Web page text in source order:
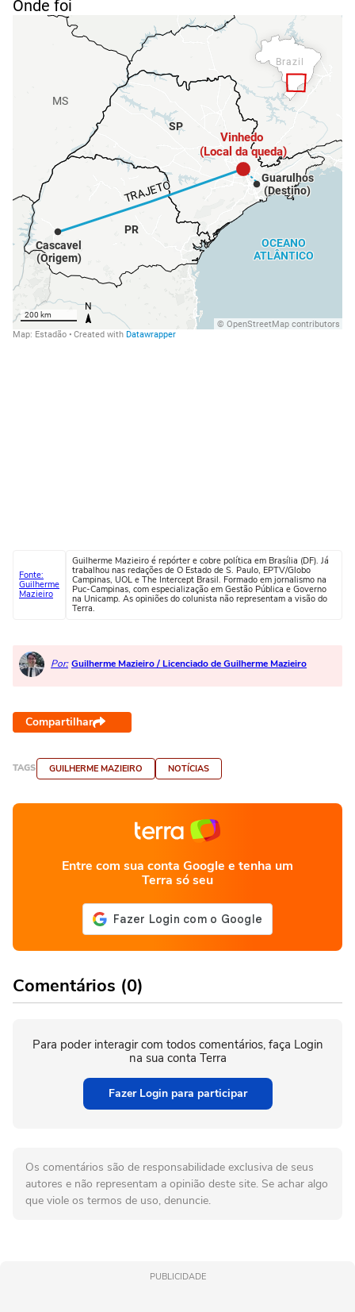
Fonte:
Guilherme
Mazieiro
Guilherme Mazieiro é repórter e cobre política em Brasília (DF). Já
trabalhou nas redações de O Estado de S. Paulo, EPTV/Globo
Campinas, UOL e The Intercept Brasil. Formado em jornalismo na
Puc-Campinas, com especialização em Gestão Pública e Governo
na Unicamp. As opiniões do colunista não representam a visão do
Terra.
Por: Guilherme Mazieiro / Licenciado de Guilherme Mazieiro
Compartilhar
TAGS GUILHERME MAZIEIRO NOTÍCIAS
Entre com sua conta Google e tenha um
Terra só seu
Comentários (0)
Para poder interagir com todos comentários, faça Login
na sua conta Terra
Fazer Login para participar
Os comentários são de responsabilidade exclusiva de seus
autores e não representam a opinião deste site. Se achar algo
que viole os termos de uso, denuncie.
PUBLICIDADE